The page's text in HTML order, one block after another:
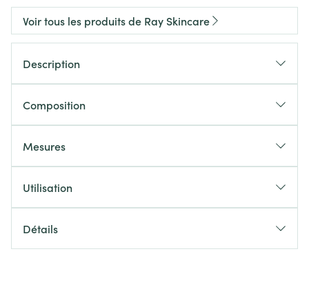
Voir tous les produits de Ray Skincare
Description
Composition
Mesures
Utilisation
Détails